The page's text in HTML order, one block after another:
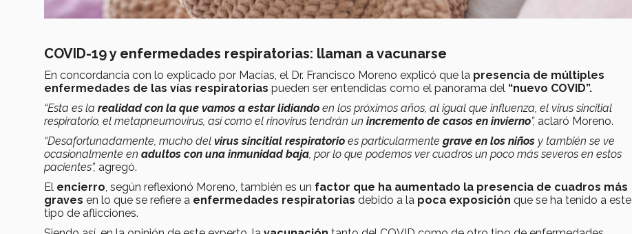
COVID-19 y enfermedades respiratorias: llaman a vacunarse
En concordancia con lo explicado por Macías, el Dr. Francisco Moreno explicó que la presencia de múltiples
enfermedades de las vías respiratorias pueden ser entendidas como el panorama del “nuevo COVID”.
“Esta es la realidad con la que vamos a estar lidiando en los próximos años, al igual que influenza, el virus sincitial
respiratorio, el metapneumovirus, así como el rinovirus tendrán un incremento de casos en invierno”, aclaró Moreno.
“Desafortunadamente, mucho del virus sincitial respiratorio es particularmente grave en los niños y también se ve
ocasionalmente en adultos con una inmunidad baja , por lo que podemos ver cuadros un poco más severos en estos
pacientes”, agregó.
El encierro , según reflexionó Moreno, también es un factor que ha aumentado la presencia de cuadros más
graves en lo que se refiere a enfermedades respiratorias debido a la poca exposición que se ha tenido a este
tipo de aflicciones.